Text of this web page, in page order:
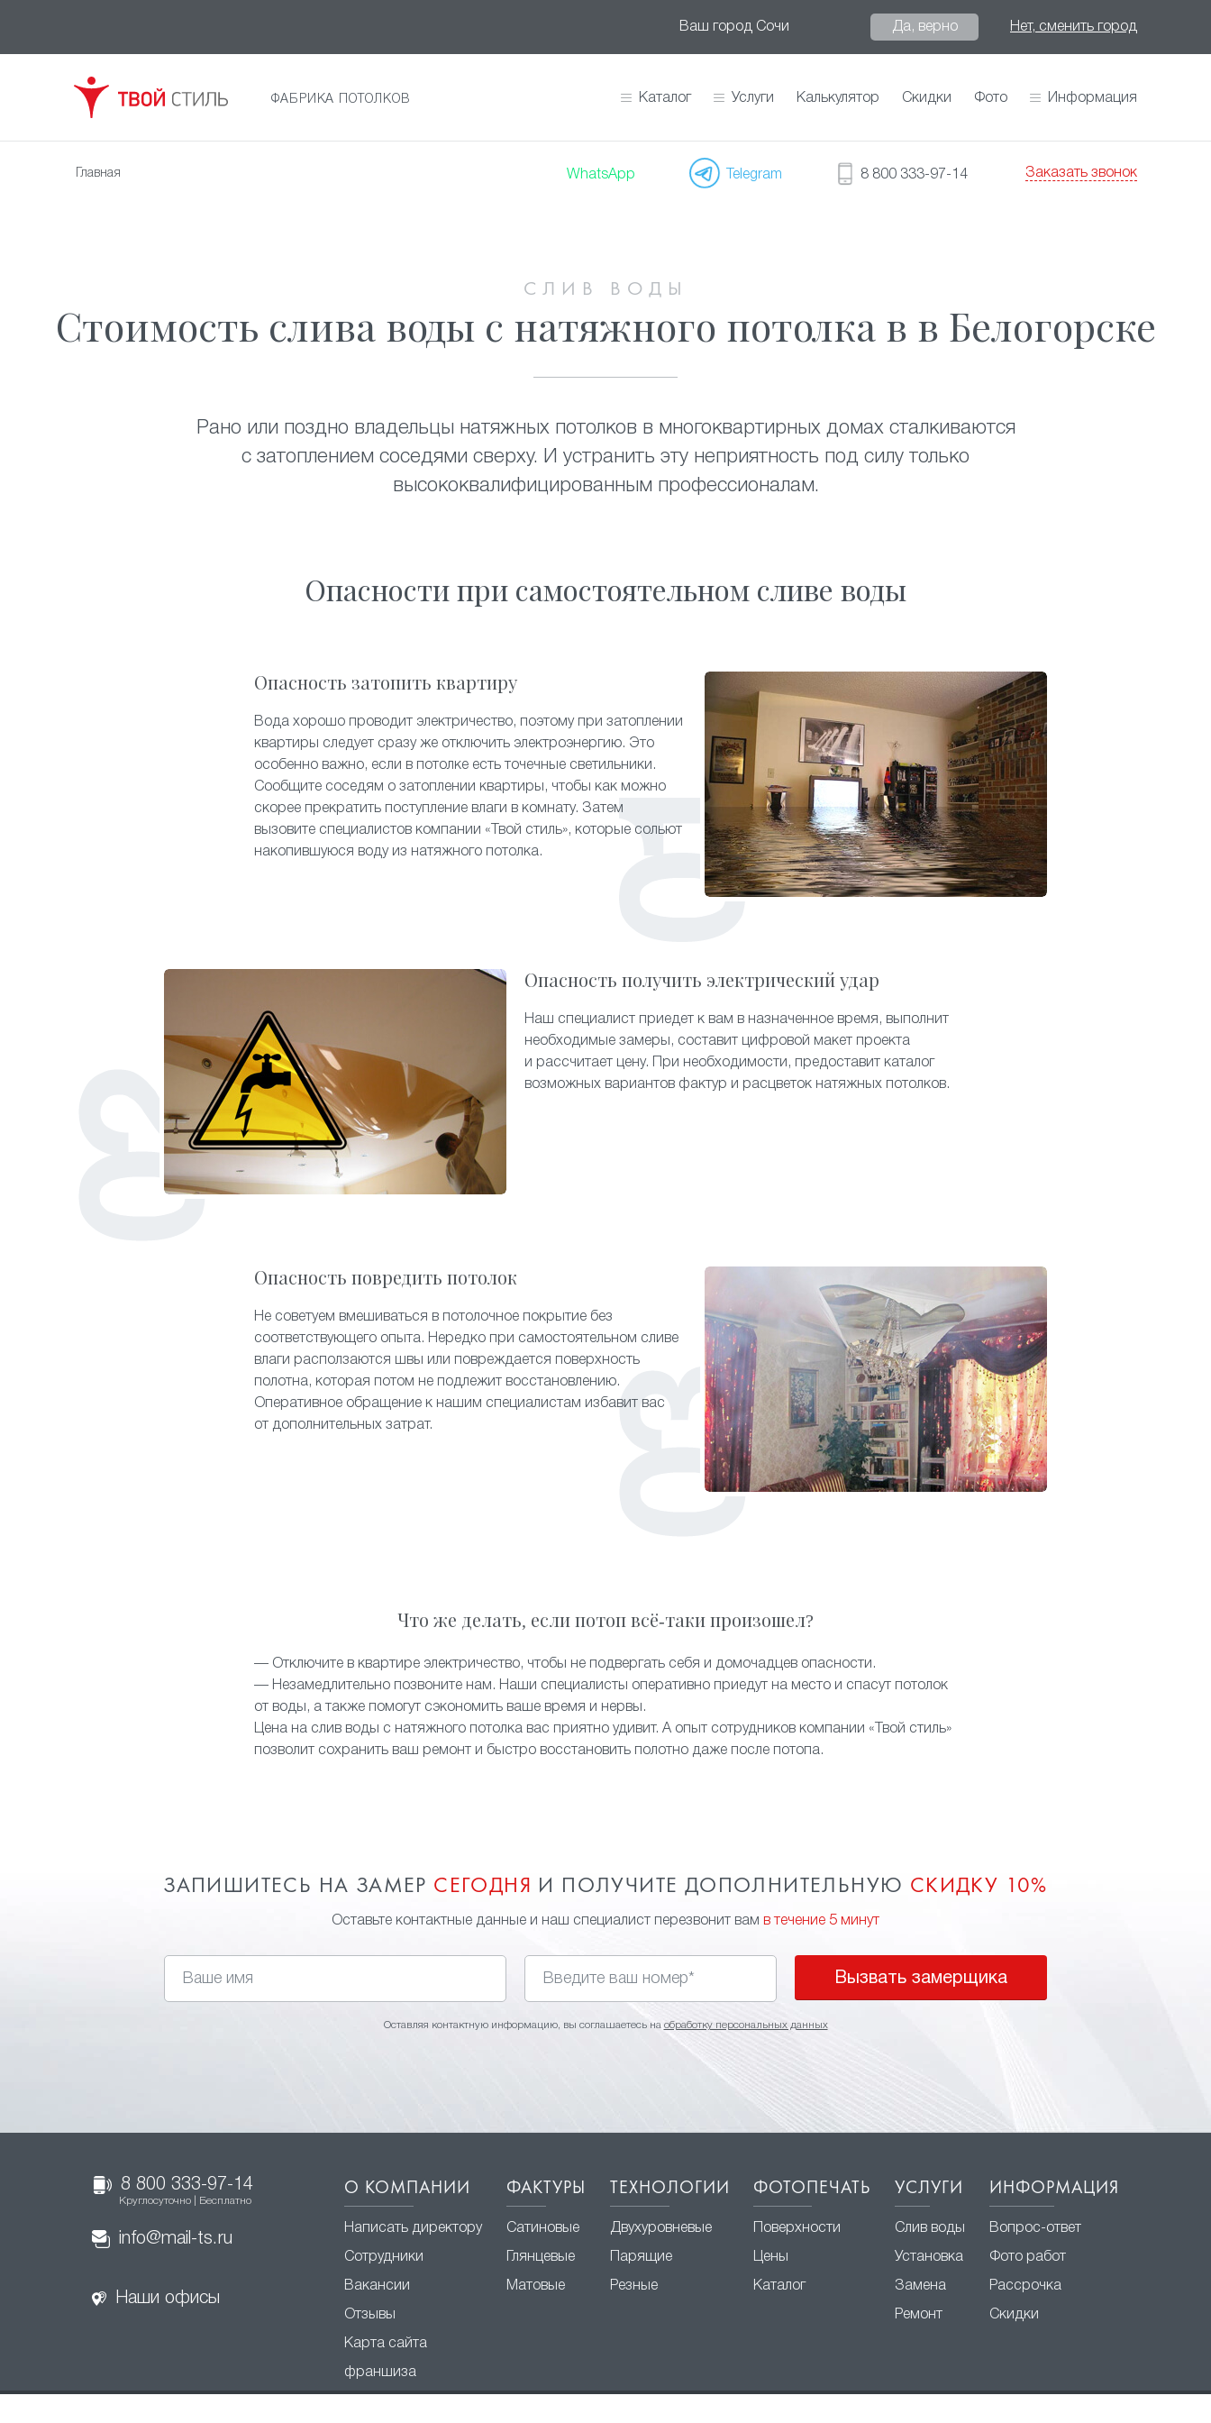
Ваш город Сочи Да, верно Нет, сменить город
ФАБРИКА ПОТОЛКОВ Каталог Услуги Калькулятор Скидки Фото Информация
Главная WhatsApp Telegram 8 800 333-97-14 Заказать звонок
СЛИВ ВОДЫ
Стоимость слива воды с натяжного потолка в в Белогорске
Рано или поздно владельцы натяжных потолков в многоквартирных домах сталкиваются
с затоплением соседями сверху. И устранить эту неприятность под силу только
высококвалифицированным профессионалам.
Опасности при самостоятельном сливе воды
Опасность затопить квартиру
Вода хорошо проводит электричество, поэтому при затоплении
квартиры следует сразу же отключить электроэнергию. Это
особенно важно, если в потолке есть точечные светильники.
Сообщите соседям о затоплении квартиры, чтобы как можно
скорее прекратить поступление влаги в комнату. Затем
вызовите специалистов компании «Твой стиль», которые сольют
накопившуюся воду из натяжного потолка.
Опасность получить электрический удар
Наш специалист приедет к вам в назначенное время, выполнит
необходимые замеры, составит цифровой макет проекта
и рассчитает цену. При необходимости, предоставит каталог
возможных вариантов фактур и расцветок натяжных потолков.
Опасность повредить потолок
Не советуем вмешиваться в потолочное покрытие без
соответствующего опыта. Нередко при самостоятельном сливе
влаги расползаются швы или повреждается поверхность
полотна, которая потом не подлежит восстановлению.
Оперативное обращение к нашим специалистам избавит вас
от дополнительных затрат.
Что же делать, если потоп всё-таки произошел?
— Отключите в квартире электричество, чтобы не подвергать себя и домочадцев опасности.
— Незамедлительно позвоните нам. Наши специалисты оперативно приедут на место и спасут потолок
от воды, а также помогут сэкономить ваше время и нервы.
Цена на слив воды с натяжного потолка вас приятно удивит. А опыт сотрудников компании «Твой стиль»
позволит сохранить ваш ремонт и быстро восстановить полотно даже после потопа.
ЗАПИШИТЕСЬ НА ЗАМЕР СЕГОДНЯ И ПОЛУЧИТЕ ДОПОЛНИТЕЛЬНУЮ СКИДКУ 10%
Оставьте контактные данные и наш специалист перезвонит вам в течение 5 минут
Вызвать замерщика
Оставляя контактную информацию, вы соглашаетесь на обработку персональных данных
8 800 333-97-14
Круглосуточно | Бесплатно
info@mail-ts.ru
Наши офисы
О КОМПАНИИ
Написать директору
Сотрудники
Вакансии
Отзывы
Карта сайта
франшиза
ФАКТУРЫ
Сатиновые
Глянцевые
Матовые
ТЕХНОЛОГИИ
Двухуровневые
Парящие
Резные
ФОТОПЕЧАТЬ
Поверхности
Цены
Каталог
УСЛУГИ
Слив воды
Установка
Замена
Ремонт
ИНФОРМАЦИЯ
Вопрос-ответ
Фото работ
Рассрочка
Скидки